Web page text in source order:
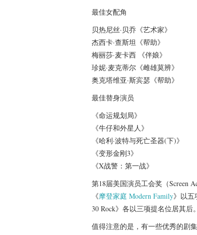
最佳女配角
贝热尼丝·贝乔《艺术家》
杰西卡·查斯坦《帮助》
梅丽莎·麦卡西 《伴娘》
珍妮·麦克蒂尔《雌雄莫辨》
奥克塔维亚·斯宾瑟《帮助》
最佳替身演员
《命运规划局》
《牛仔和外星人》
《哈利·波特与死亡圣器(下)》
《变形金刚3》
《X战警：第一战》
第18届美国演员工会奖（Screen
《摩登家庭 Modern Family》以五
30 Rock》各以三项提名位居其后。
值得注意的是，有一些优秀的剧